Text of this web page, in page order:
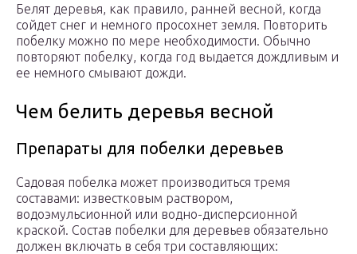
Белят деревья, как правило, ранней весной, когда
сойдет снег и немного просохнет земля. Повторить
побелку можно по мере необходимости. Обычно
повторяют побелку, когда год выдается дождливым и
ее немного смывают дожди.
Чем белить деревья весной
Препараты для побелки деревьев
Садовая побелка может производиться тремя
составами: известковым раствором,
водоэмульсионной или водно-дисперсионной
краской. Состав побелки для деревьев обязательно
должен включать в себя три составляющих: